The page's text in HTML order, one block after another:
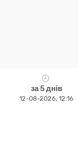
за 5 днів
12-08-2026, 12:16